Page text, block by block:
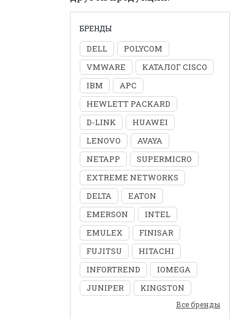
БРЕНДЫ
DELL
POLYCOM
VMWARE
КАТАЛОГ CISCO
IBM
APC
HEWLETT PACKARD
D-LINK
HUAWEI
LENOVO
AVAYA
NETAPP
SUPERMICRO
EXTREME NETWORKS
DELTA
EATON
EMERSON
INTEL
EMULEX
FINISAR
FUJITSU
HITACHI
INFORTREND
IOMEGA
JUNIPER
KINGSTON
Все бренды